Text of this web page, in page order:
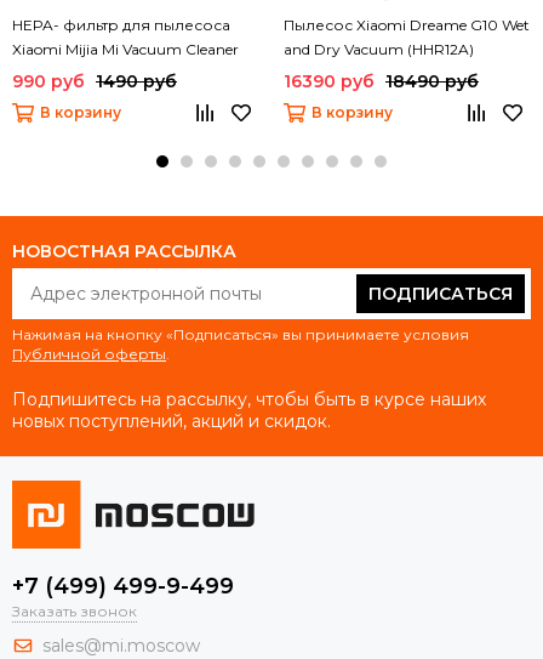
HEPA- фильтр для пылесоса
Xiaomi Mijia Mi Vacuum Cleaner
mini (SSXCQ01XY) (2 шт)
990 руб 1490 руб
В корзину
Пылесос Xiaomi Dreame G10 Wet
and Dry Vacuum (HHR12A)
16390 руб 18490 руб
В корзину
НОВОСТНАЯ РАССЫЛКА
ПОДПИСАТЬСЯ
Нажимая на кнопку «Подписаться» вы принимаете условия
Публичной оферты.
Подпишитесь на рассылку, чтобы быть в курсе наших
новых поступлений, акций и скидок.
+7 (499) 499-9-499
Заказать звонок
sales@mi.moscow